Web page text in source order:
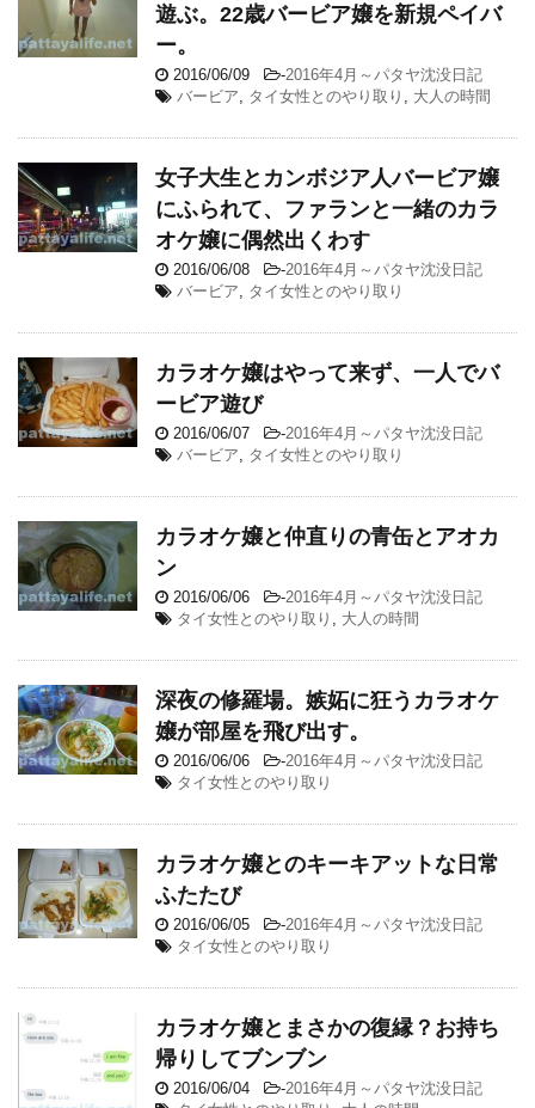
遊ぶ。22歳バービア嬢を新規ペイバ
ー。
2016/06/09 -2016年4月～パタヤ沈没日記
バービア
タイ女性とのやり取り 大人の時間
女子大生とカンボジア人バービア嬢
にふられて、ファランと一緒のカラ
オケ嬢に偶然出くわす
2016/06/08 -2016年4月～パタヤ沈没日記
バービア
タイ女性とのやり取り
カラオケ嬢はやって来ず、一人でバ
ービア遊び
2016/06/07 -2016年4月～パタヤ沈没日記
バービア
タイ女性とのやり取り
カラオケ嬢と仲直りの青缶とアオカ
ン
2016/06/06 -2016年4月～パタヤ沈没日記
タイ女性とのやり取り
大人の時間
深夜の修羅場。嫉妬に狂うカラオケ
嬢が部屋を飛び出す。
2016/06/06 -2016年4月～パタヤ沈没日記
タイ女性とのやり取り
カラオケ嬢とのキーキアットな日常
ふたたび
2016/06/05 -2016年4月～パタヤ沈没日記
タイ女性とのやり取り
カラオケ嬢とまさかの復縁？お持ち
帰りしてブンブン
2016/06/04 -2016年4月～パタヤ沈没日記